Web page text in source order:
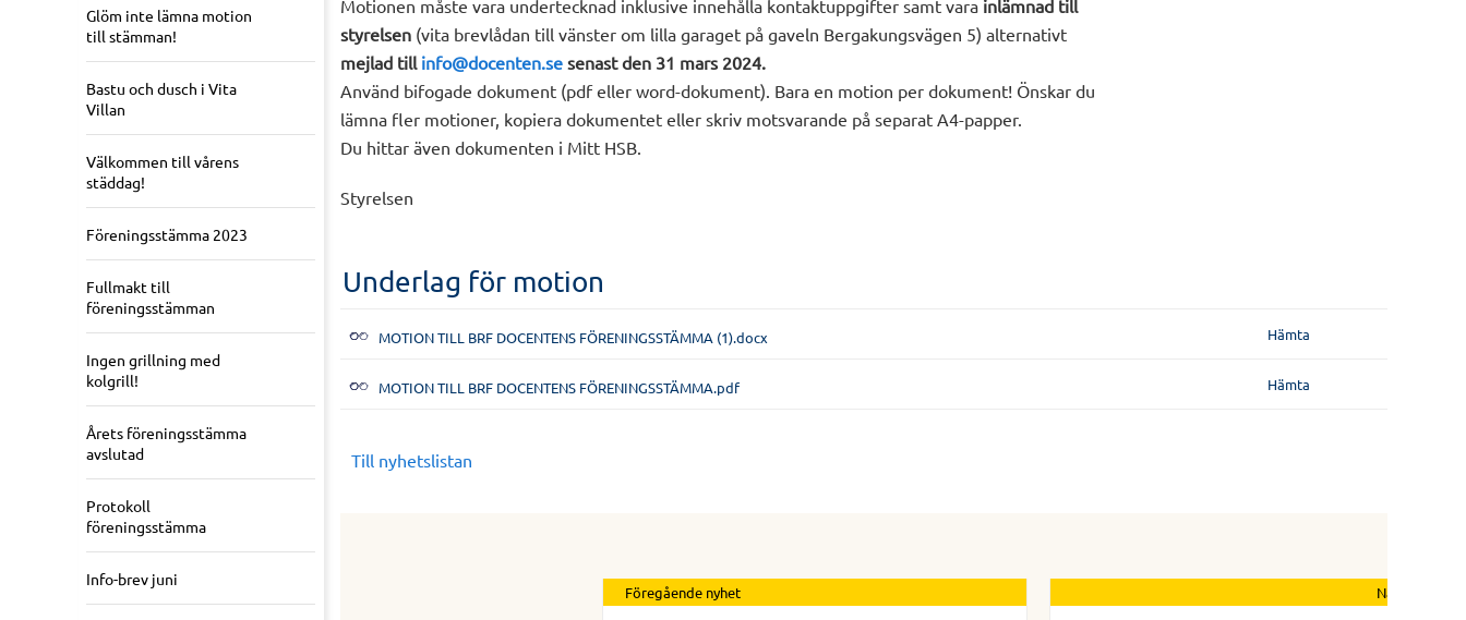
Glöm inte lämna motion
till stämman!
Bastu och dusch i Vita
Villan
Välkommen till vårens
städdag!
Föreningsstämma 2023
Fullmakt till
föreningsstämman
Ingen grillning med
kolgrill!
Årets föreningsstämma
avslutad
Protokoll
föreningsstämma
Info-brev juni
Motionen måste vara undertecknad inklusive innehålla kontaktuppgifter samt vara inlämnad till
styrelsen (vita brevlådan till vänster om lilla garaget på gaveln Bergakungsvägen 5) alternativt
mejlad till info@docenten.se senast den 31 mars 2024.
Använd bifogade dokument (pdf eller word-dokument). Bara en motion per dokument! Önskar du
lämna fler motioner, kopiera dokumentet eller skriv motsvarande på separat A4-papper.
Du hittar även dokumenten i Mitt HSB.
Styrelsen
Underlag för motion
MOTION TILL BRF DOCENTENS FÖRENINGSSTÄMMA (1).docx Hämta
MOTION TILL BRF DOCENTENS FÖRENINGSSTÄMMA.pdf Hämta
Till nyhetslistan
Föregående nyhet Nästa nyhet